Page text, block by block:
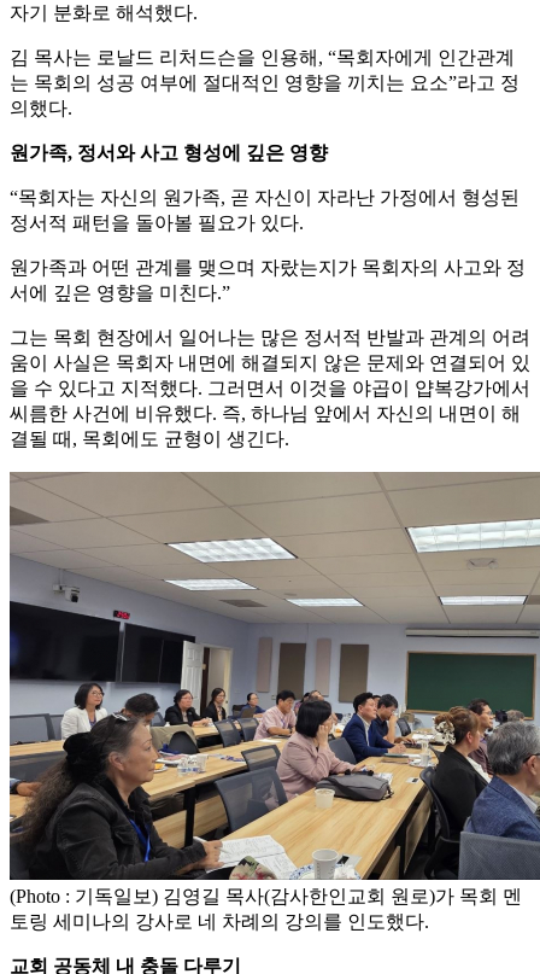
자기 분화로 해석했다.
김 목사는 로날드 리처드슨을 인용해, “목회자에게 인간관계
는 목회의 성공 여부에 절대적인 영향을 끼치는 요소”라고 정
의했다.
원가족, 정서와 사고 형성에 깊은 영향
“목회자는 자신의 원가족, 곧 자신이 자라난 가정에서 형성된
정서적 패턴을 돌아볼 필요가 있다.
원가족과 어떤 관계를 맺으며 자랐는지가 목회자의 사고와 정
서에 깊은 영향을 미친다.”
그는 목회 현장에서 일어나는 많은 정서적 반발과 관계의 어려
움이 사실은 목회자 내면에 해결되지 않은 문제와 연결되어 있
을 수 있다고 지적했다. 그러면서 이것을 야곱이 얍복강가에서
씨름한 사건에 비유했다. 즉, 하나님 앞에서 자신의 내면이 해
결될 때, 목회에도 균형이 생긴다.
(Photo : 기독일보) 김영길 목사(감사한인교회 원로)가 목회 멘
토링 세미나의 강사로 네 차례의 강의를 인도했다.
교회 공동체 내 충돌 다루기